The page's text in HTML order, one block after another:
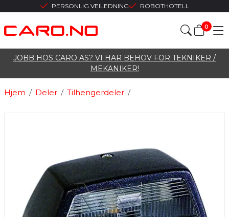
PERSONLIG VEILEDNING ROBOTHOTELL
0
JOBB HOS CARO AS? VI HAR BEHOV FOR TEKNIKER /
MEKANIKER!
/
Hjem /
Deler /
Tilhengerdeler